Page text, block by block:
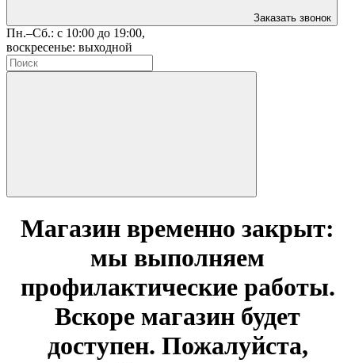
Заказать звонок
Пн.–Сб.: с 10:00 до 19:00,
воскресенье: выходной
Магазин временно закрыт:
мы выполняем
профилактические работы.
Вскоре магазин будет
доступен. Пожалуйста,